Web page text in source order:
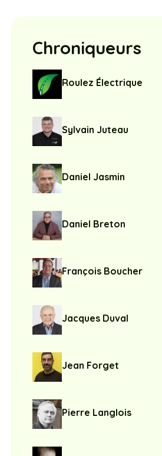
Chroniqueurs
Roulez Électrique
Sylvain Juteau
Daniel Jasmin
Daniel Breton
François Boucher
Jacques Duval
Jean Forget
Pierre Langlois